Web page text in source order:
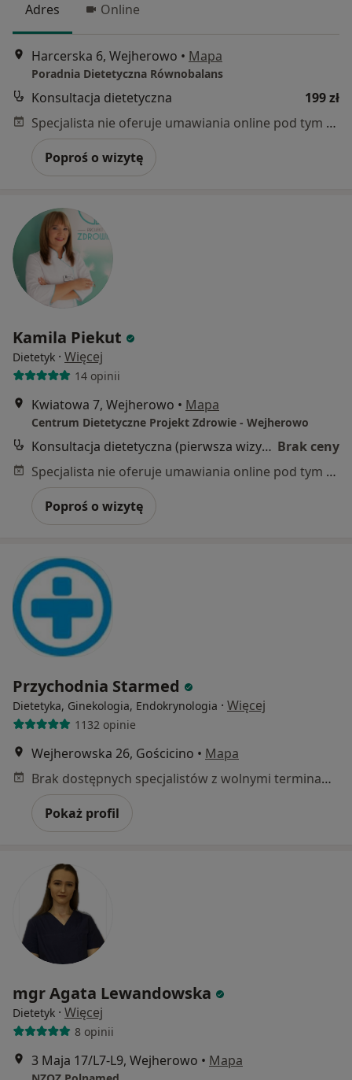
Adres Online
Harcerska 6, Wejherowo • Mapa
Poradnia Dietetyczna Równobalans
Konsultacja dietetyczna
199 zł
Specjalista nie oferuje umawiania online pod tym adresem.
Poproś o wizytę
Kamila Piekut
Dietetyk · Więcej
14 opinii
Kwiatowa 7, Wejherowo • Mapa
Centrum Dietetyczne Projekt Zdrowie - Wejherowo
Konsultacja dietetyczna (pierwsza wizyta) Brak ceny
Specjalista nie oferuje umawiania online pod tym adresem.
Poproś o wizytę
Przychodnia Starmed
Dietetyka, Ginekologia, Endokrynologia · Więcej
1132 opinie
Wejherowska 26, Gościcino • Mapa
Brak dostępnych specjalistów z wolnymi terminami w tym centrum medycznym.
Pokaż profil
mgr Agata Lewandowska
Dietetyk · Więcej
8 opinii
3 Maja 17/L7-L9, Wejherowo • Mapa